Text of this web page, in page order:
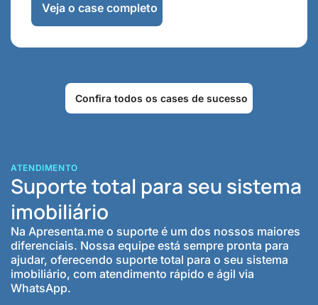
Veja o case completo
Confira todos os cases de sucesso
ATENDIMENTO
Suporte total para seu sistema
imobiliário
Na Apresenta.me o suporte é um dos nossos maiores
diferenciais. Nossa equipe está sempre pronta para
ajudar, oferecendo suporte total para o seu sistema
imobiliário, com atendimento rápido e ágil via
WhatsApp.